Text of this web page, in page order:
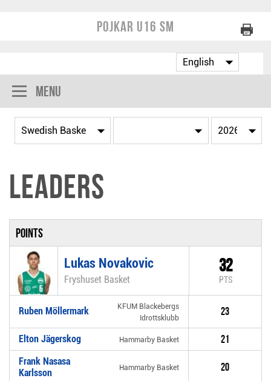
Pojkar U16 SM
Menu
Leaders
Points
Lukas Novakovic
Fryshuset Basket
32
PTS
Ruben Möllermark
KFUM Blackebergs
Idrottsklubb
23
Elton Jägerskog Hammarby Basket 21
Frank Nasasa
Karlsson
Hammarby Basket 20